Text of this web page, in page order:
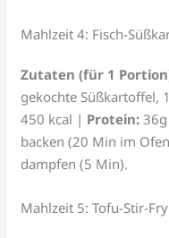
Mahlzeit 4: Fisch-
Zutaten (für 1
gekochte Süßkartoffel,
450 kcal | Protein:
backen (20 Min im
dampfen (5 Min).
Mahlzeit 5: Tofu-Stir-Fry